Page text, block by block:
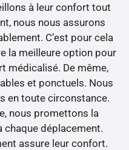
à leur confort tout
nous nous assurons
C’est pour cela
la meilleure option pour
médicalisé. De même,
et ponctuels. Nous
en toute circonstance.
nous promettons la
déplacement.
assure leur confort.